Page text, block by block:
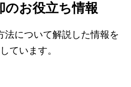
のお役立ち情報
法について解説した情報を
ています。